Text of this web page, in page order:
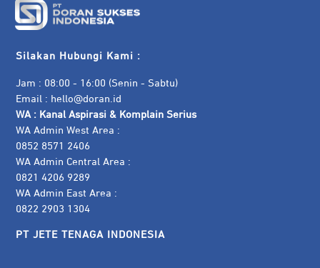
Silakan Hubungi Kami :
Jam : 08:00 - 16:00 (Senin - Sabtu)
Email : hello@doran.id
WA : Kanal Aspirasi & Komplain Serius
WA Admin West Area :
0852 8571 2406
WA Admin Central Area :
0821 4206 9289
WA Admin East Area :
0822 2903 1304
PT JETE TENAGA INDONESIA